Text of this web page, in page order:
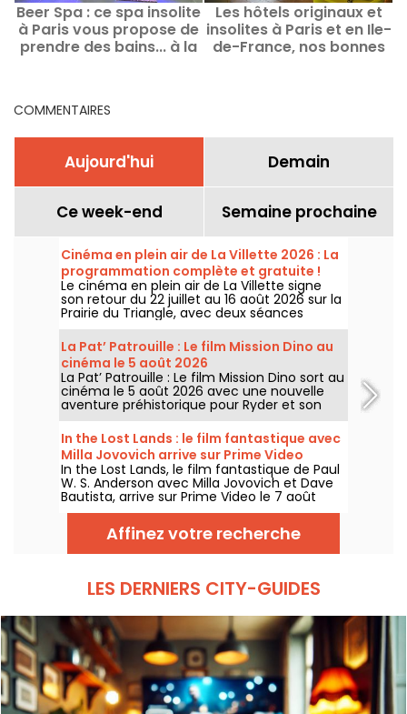
Beer Spa : ce spa insolite
à Paris vous propose de
prendre des bains... à la
Les hôtels originaux et
insolites à Paris et en Ile-
de-France, nos bonnes
COMMENTAIRES
Aujourd'hui Demain
Ce week-end Semaine prochaine
Cinéma en plein air de La Villette 2026 : La
programmation complète et gratuite !
Le cinéma en plein air de La Villette signe
son retour du 22 juillet au 16 août 2026 sur la
Prairie du Triangle, avec deux séances
gratuites par jour, à 18h et 21h. Pour cette
35e édition, le festival met à l’honneur le
thème “L’appel de la forêt”. Découvrez la
programmation complète et gratuite !
La Pat’ Patrouille : Le film Mission Dino au
cinéma le 5 août 2026
La Pat’ Patrouille : Le film Mission Dino sort au
cinéma le 5 août 2026 avec une nouvelle
aventure préhistorique pour Ryder et son
équipe.
In the Lost Lands : le film fantastique avec
Milla Jovovich arrive sur Prime Video
In the Lost Lands, le film fantastique de Paul
W. S. Anderson avec Milla Jovovich et Dave
Bautista, arrive sur Prime Video le 7 août
2026.
Affinez votre recherche
LES DERNIERS CITY-GUIDES